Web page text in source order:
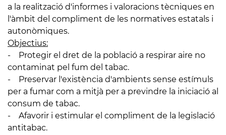
a la realització d'informes i valoracions tècniques en
l'àmbit del compliment de les normatives estatals i
autonòmiques.
Objectius:
- Protegir el dret de la població a respirar aire no
contaminat pel fum del tabac.
- Preservar l'existència d'ambients sense estímuls
per a fumar com a mitjà per a previndre la iniciació al
consum de tabac.
- Afavorir i estimular el compliment de la legislació
antitabac.